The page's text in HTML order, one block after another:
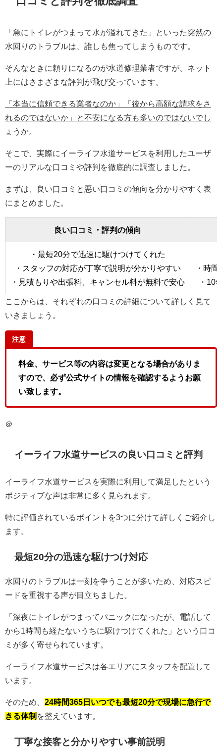
「急にトイレがつまって水が溢れてきた」といった突然の
水回りのトラブルは、誰しも焦ってしまうものです。
そんなときに頼りになるのが水道修理業者ですが、ネット
上にはさまざまな評判が飛び交っています。
「本当に信頼できる業者なのか」「後から高額な請求をさ
れるのではないか」と不安になる方も多いのではないでし
ょうか。
そこで、実際にイーライフ水道サービスを利用したユーザ
ーのリアルな口コミや評判を徹底的に調査しました。
まずは、良い口コミと悪い口コミの傾向を分かりやすく表
にまとめました。
良い口コミ・評判の傾向
・最短20分で迅速に駆けつけてくれた
・スタッフの対応が丁寧で説明が分かりやすい
・見積もりや出張料、キャンセル料が無料で安心
・時
・10
ここからは、それぞれの口コミの詳細について詳しく見て
いきましょう。
注意
料金、サービス等の内容は変更となる場合がありま
すので、必ず公式サイトの情報を確認するようお願
い致します。
＠
イーライフ水道サービスの良い口コミと評判
イーライフ水道サービスを実際に利用して満足したという
ポジティブな声は非常に多く見られます。
特に評価されているポイントを3つに分けて詳しくご紹介し
ます。
最短20分の迅速な駆けつけ対応
水回りのトラブルは一刻を争うことが多いため、対応スピ
ードを重視する声が目立ちました。
「深夜にトイレがつまってパニックになったが、電話して
から1時間も経たないうちに駆けつけてくれた」という口コ
ミが多く寄せられています。
イーライフ水道サービスは各エリアにスタッフを配置して
います。
そのため、 24時間365日いつでも最短20分で現場に急行で
きる体制 を整えています。
丁寧な接客と分かりやすい事前説明